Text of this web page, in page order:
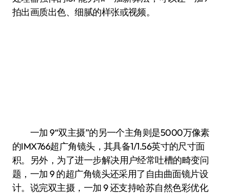
拍出画质出色、细腻的样张或视频。
一加 9“双主摄”的另一个主角则是5000万像素
的IMX766超广角镜头，其具备1/1.56英寸的尺寸面
积。另外，为了进一步解决用户经常吐槽的畸变问
题，一加 9 的超广角镜头还采用了自由曲面镜片设
计。说完双主摄，一加 9 还支持哈苏自然色彩优化